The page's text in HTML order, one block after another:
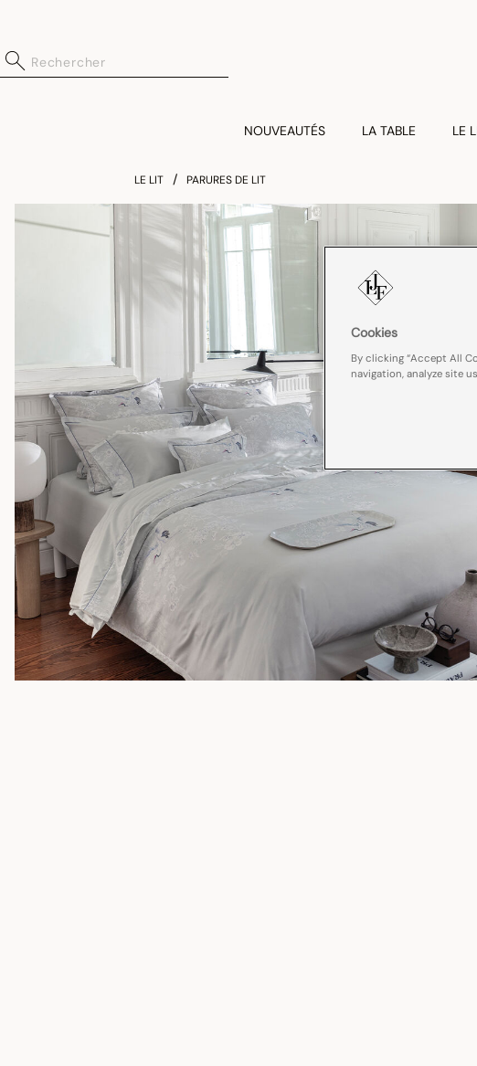
NOUVEAUTÉS LA TABLE LE
LE LIT PARURES DE LIT
Cookies
By clicking “Accept All
navigation, analyze site